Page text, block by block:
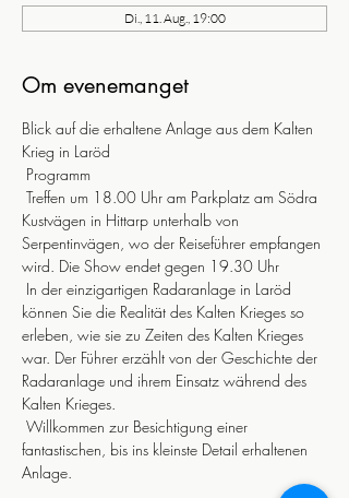
Di., 11. Aug., 19:00
Om evenemanget
Blick auf die erhaltene Anlage aus dem Kalten
Krieg in Laröd
Programm
Kustvägen in Hittarp unterhalb von
Serpentinvägen, wo der Reiseführer empfangen
wird. Die Show endet gegen 19.30 Uhr
können Sie die Realität des Kalten Krieges so
erleben, wie sie zu Zeiten des Kalten Krieges
war. Der Führer erzählt von der Geschichte der
Radaranlage und ihrem Einsatz während des
Kalten Krieges.
fantastischen, bis ins kleinste Detail erhaltenen
Anlage.